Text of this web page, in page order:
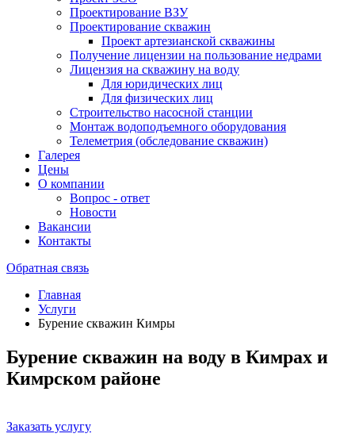
Проектирование ВЗУ
Проектирование скважин
Проект артезианской скважины
Получение лицензии на пользование недрами
Лицензия на скважину на воду
Для юридических лиц
Для физических лиц
Строительство насосной станции
Монтаж водоподъемного оборудования
Телеметрия (обследование скважин)
Галерея
Цены
О компании
Вопрос - ответ
Новости
Вакансии
Контакты
Обратная связь
Главная
Услуги
Бурение скважин Кимры
Бурение скважин на воду в Кимрах и
Кимрском районе
Заказать услугу